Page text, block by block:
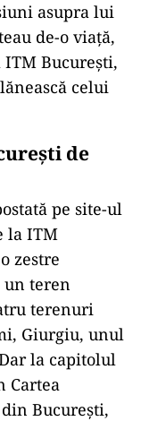
asupra lui
de-o viață,
București,
celui
de
pe site-ul
la ITM
zestre
teren
terenuri
Giurgiu, unul
la capitolul
Cartea
București,